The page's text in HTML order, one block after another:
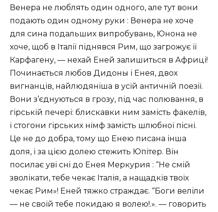
Венера не люблять один одного, але тут вони
подають один одному руки : Венера не хоче
для сина подальших випробувань, Юнона не
хоче, щоб в Італії піднявся Рим, що загрожує її
Карфагену, — нехай Еней залишиться в Африці!
Починається любов Дидоны і Енея, двох
вигнанців, найлюдяніша в усій античній поезії.
Вони з’єднуються в грозу, під час полювання, в
гірській печері: блискавки ним замість факелів,
і стогони гірських німф замість шлюбної пісні.
Це не до добра, тому що Енею писана інша
доля, і за цією долею стежить Юпітер. Він
посилає уві сні до Енея Меркурия : “Не смій
зволікати, тебе чекає Італія, а нащадків твоїх
чекає Рим»! Еней тяжко страждає. “Боги веліли
— не своїй тебе покидаю я волею!.». — говорить